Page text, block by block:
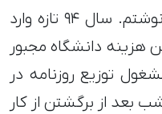
اول از همه متن‌نگار رو اینجا نوشتم. سال ۹۴ تازه وارد
هزینه دانشگاه مجبور
توزیع روزنامه در
بعد از برگشتن از کار